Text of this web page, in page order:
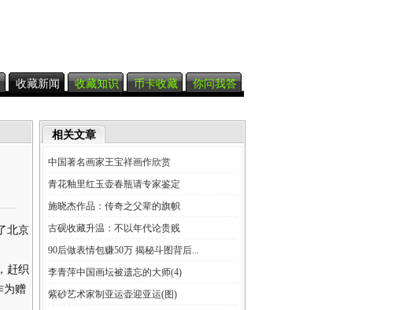
收藏新闻 收藏知识 币卡收藏 你问我答
北京
赶织
为赠
相关文章
中国著名画家王宝祥画作欣赏
青花釉里红玉壶春瓶请专家鉴定
施晓杰作品：传奇之父辈的旗帜
古砚收藏升温：不以年代论贵贱
90后做表情包赚50万 揭秘斗图背后...
李青萍中国画坛被遗忘的大师(4)
紫砂艺术家制亚运壶迎亚运(图)